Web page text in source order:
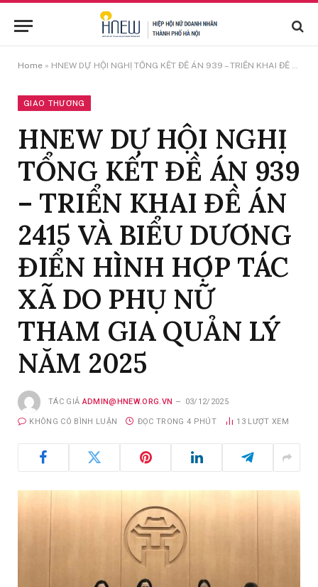
Home » HNEW DỰ HỘI NGHỊ TỔNG KẾT ĐỀ ÁN 939 – TRIỂN KHAI ĐỀ ÁN 2415 VÀ BIỂU DƯƠNG ĐIỂN HÌNH HỢP TÁC XÃ DO PHỤ NỮ THAM GIA QUẢN LÝ NĂM 2025
GIAO THƯƠNG
HNEW DỰ HỘI NGHỊ
TỔNG KẾT ĐỀ ÁN 939
– TRIỂN KHAI ĐỀ ÁN
2415 VÀ BIỂU DƯƠNG
ĐIỂN HÌNH HỢP TÁC
XÃ DO PHỤ NỮ
THAM GIA QUẢN LÝ
NĂM 2025
TÁC GIẢ ADMIN@HNEW.ORG.VN 03/12/2025
KHÔNG CÓ BÌNH LUẬN ĐỌC TRONG 4 PHÚT 13 LƯỢT XEM